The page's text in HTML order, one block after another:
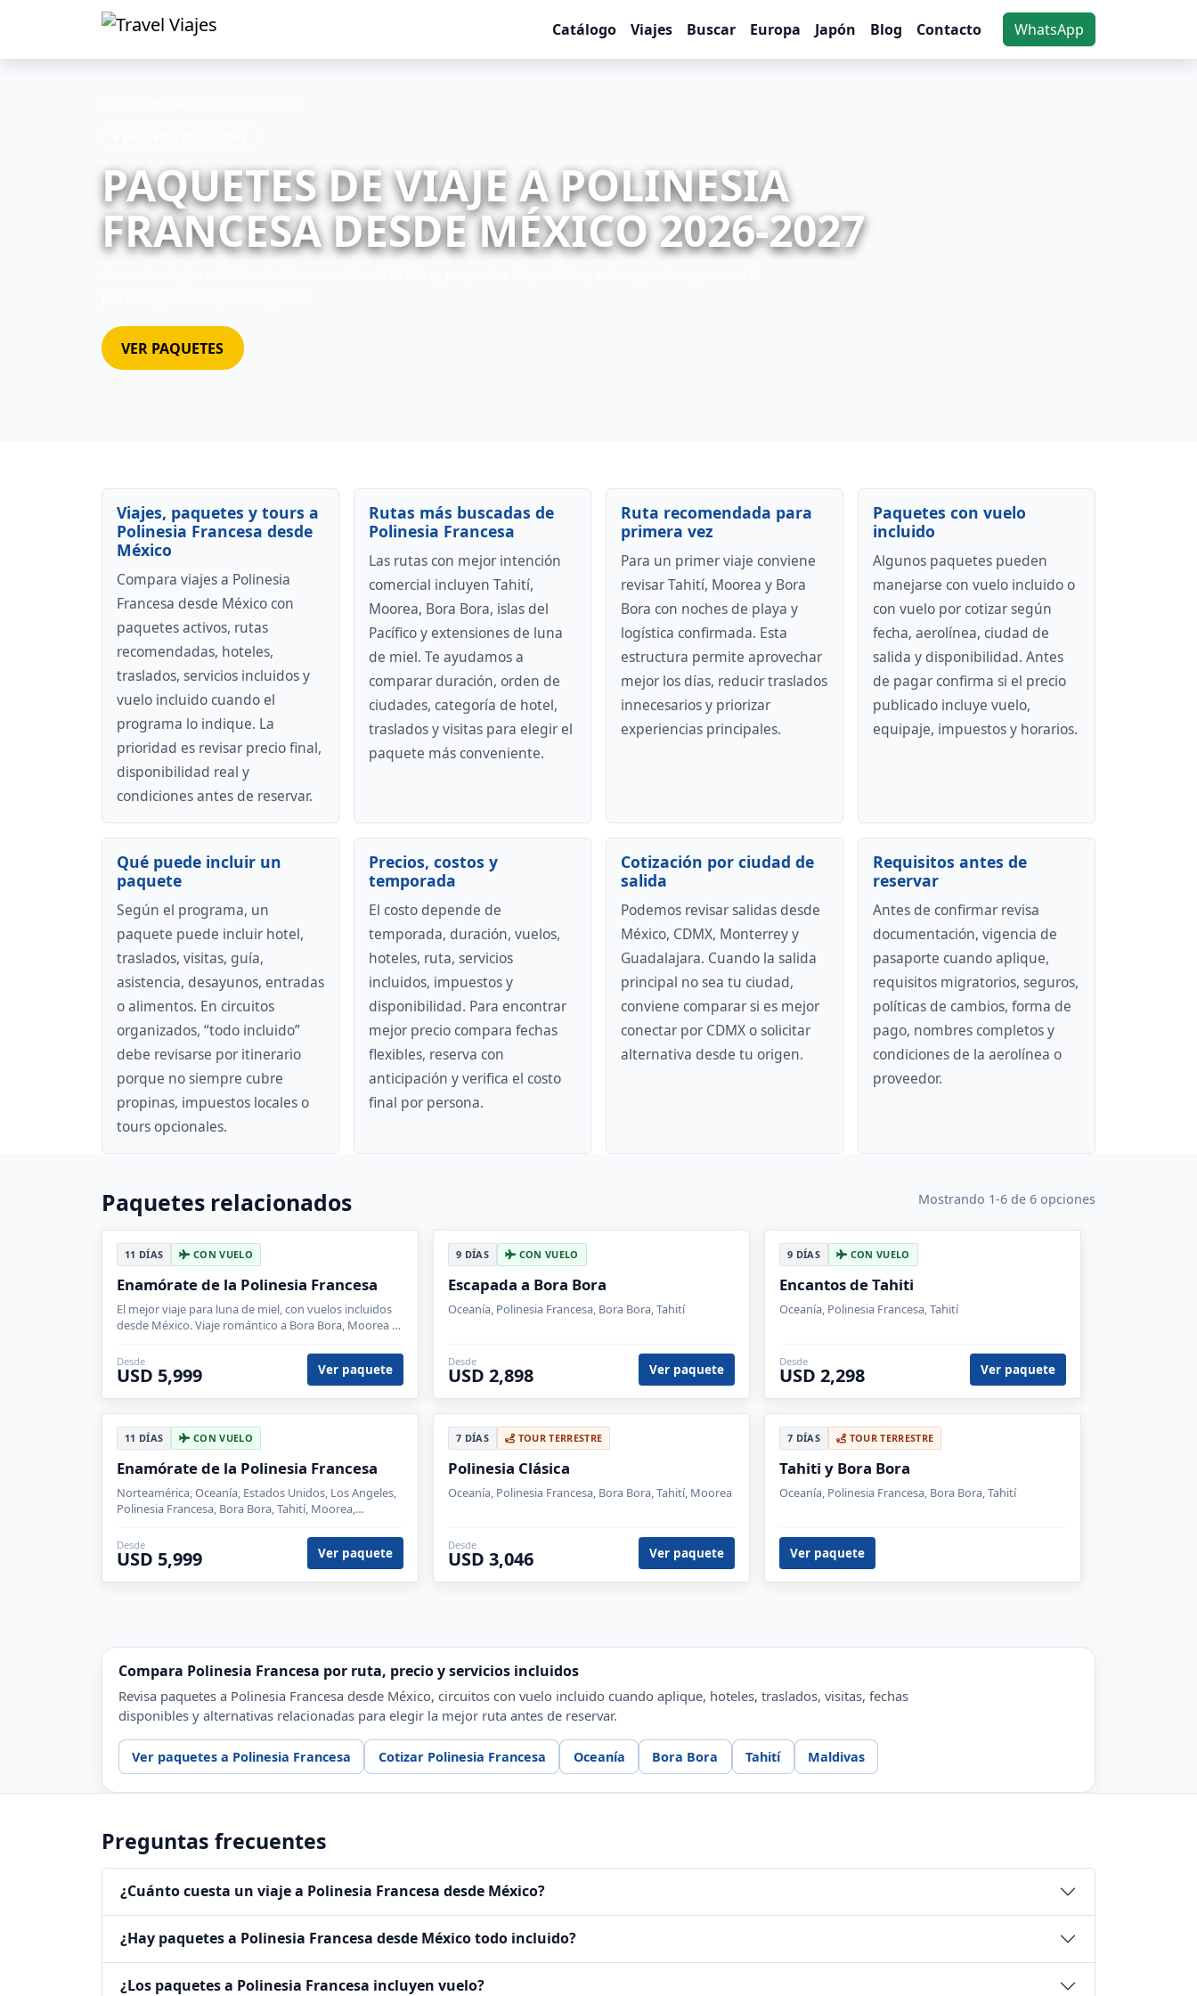
Catálogo Viajes Buscar Europa Japón Blog Contacto WhatsApp
PAQUETES DE VIAJE A POLINESIA
FRANCESA DESDE MÉXICO 2026-2027
VER PAQUETES
Viajes, paquetes y tours a
Polinesia Francesa desde
México
Compara viajes a Polinesia
Francesa desde México con
paquetes activos, rutas
recomendadas, hoteles,
traslados, servicios incluidos y
vuelo incluido cuando el
programa lo indique. La
prioridad es revisar precio final,
disponibilidad real y
condiciones antes de reservar.
Rutas más buscadas de
Polinesia Francesa
Las rutas con mejor intención
comercial incluyen Tahití,
Moorea, Bora Bora, islas del
Pacífico y extensiones de luna
de miel. Te ayudamos a
comparar duración, orden de
ciudades, categoría de hotel,
traslados y visitas para elegir el
paquete más conveniente.
Ruta recomendada para
primera vez
Para un primer viaje conviene
revisar Tahití, Moorea y Bora
Bora con noches de playa y
logística confirmada. Esta
estructura permite aprovechar
mejor los días, reducir traslados
innecesarios y priorizar
experiencias principales.
Paquetes con vuelo
incluido
Algunos paquetes pueden
manejarse con vuelo incluido o
con vuelo por cotizar según
fecha, aerolínea, ciudad de
salida y disponibilidad. Antes
de pagar confirma si el precio
publicado incluye vuelo,
equipaje, impuestos y horarios.
Qué puede incluir un
paquete
Según el programa, un
paquete puede incluir hotel,
traslados, visitas, guía,
asistencia, desayunos, entradas
o alimentos. En circuitos
organizados, “todo incluido”
debe revisarse por itinerario
porque no siempre cubre
propinas, impuestos locales o
tours opcionales.
Precios, costos y
temporada
El costo depende de
temporada, duración, vuelos,
hoteles, ruta, servicios
incluidos, impuestos y
disponibilidad. Para encontrar
mejor precio compara fechas
flexibles, reserva con
anticipación y verifica el costo
final por persona.
Cotización por ciudad de
salida
Podemos revisar salidas desde
México, CDMX, Monterrey y
Guadalajara. Cuando la salida
principal no sea tu ciudad,
conviene comparar si es mejor
conectar por CDMX o solicitar
alternativa desde tu origen.
Requisitos antes de
reservar
Antes de confirmar revisa
documentación, vigencia de
pasaporte cuando aplique,
requisitos migratorios, seguros,
políticas de cambios, forma de
pago, nombres completos y
condiciones de la aerolínea o
proveedor.
Paquetes relacionados Mostrando 1-6 de 6 opciones
11 DÍAS CON VUELO
Enamórate de la Polinesia Francesa
El mejor viaje para luna de miel, con vuelos incluidos
desde México. Viaje romántico a Bora Bora, Moorea y
Desde
USD 5,999 Ver paquete
9 DÍAS CON VUELO
Escapada a Bora Bora
Oceanía, Polinesia Francesa, Bora Bora, Tahití
Desde
USD 2,898 Ver paquete
9 DÍAS CON VUELO
Encantos de Tahiti
Oceanía, Polinesia Francesa, Tahití
Desde
USD 2,298 Ver paquete
11 DÍAS CON VUELO
Enamórate de la Polinesia Francesa
Norteamérica, Oceanía, Estados Unidos, Los Angeles,
Polinesia Francesa, Bora Bora, Tahití, Moorea,
Desde
USD 5,999 Ver paquete
7 DÍAS TOUR TERRESTRE
Polinesia Clásica
Oceanía, Polinesia Francesa, Bora Bora, Tahití, Moorea
Desde
USD 3,046 Ver paquete
7 DÍAS TOUR TERRESTRE
Tahiti y Bora Bora
Oceanía, Polinesia Francesa, Bora Bora, Tahití
Ver paquete
Compara Polinesia Francesa por ruta, precio y servicios incluidos
Revisa paquetes a Polinesia Francesa desde México, circuitos con vuelo incluido cuando aplique, hoteles, traslados, visitas, fechas
disponibles y alternativas relacionadas para elegir la mejor ruta antes de reservar.
Ver paquetes a Polinesia Francesa Cotizar Polinesia Francesa Oceanía Bora Bora Tahití Maldivas
Preguntas frecuentes
¿Cuánto cuesta un viaje a Polinesia Francesa desde México?
¿Hay paquetes a Polinesia Francesa desde México todo incluido?
¿Los paquetes a Polinesia Francesa incluyen vuelo?